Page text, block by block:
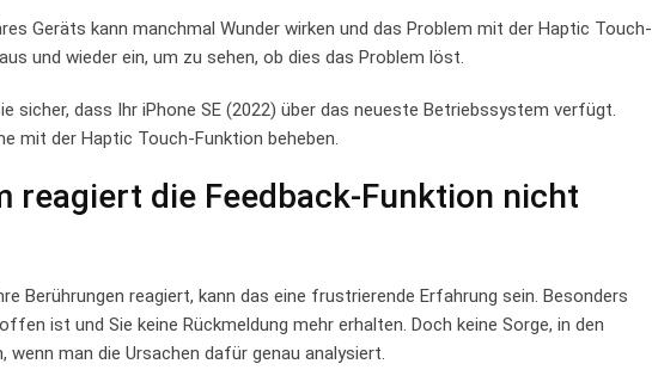
Geräts kann manchmal Wunder wirken und das Problem mit der Haptic Touch-
und wieder ​ein, um zu ⁢sehen, ob dies das Problem löst.
sicher, dass Ihr iPhone SE ‍(2022) ‍über das neueste Betriebssystem verfügt.
mit der Haptic ​Touch-Funktion beheben.
reagiert die Feedback-Funktion nicht
Berührungen reagiert, kann das eine frustrierende Erfahrung sein. Besonders
ist und‍ Sie keine Rückmeldung mehr erhalten. Doch ⁤keine Sorge, in den
man die ⁣Ursachen dafür genau analysiert.